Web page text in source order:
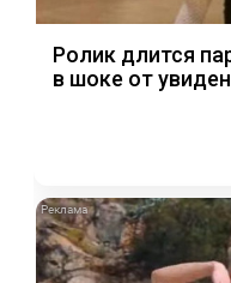
Ролик длится
в шоке от